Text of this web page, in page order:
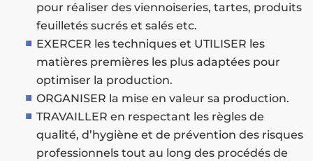
pour réaliser des viennoiseries, tartes, produits
feuilletés sucrés et salés etc.
EXERCER les techniques et UTILISER les
matières premières les plus adaptées pour
optimiser la production.
ORGANISER la mise en valeur sa production.
TRAVAILLER en respectant les règles de
qualité, d’hygiène et de prévention des risques
professionnels tout au long des procédés de